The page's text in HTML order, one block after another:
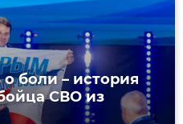
боли – история
СВО из